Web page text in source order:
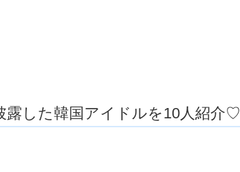
露した韓国アイドルを10人紹介♡